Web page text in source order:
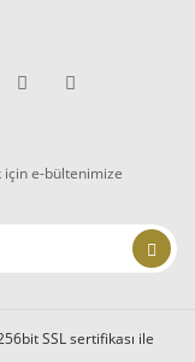
e-bültenimize
SSL sertifikası ile